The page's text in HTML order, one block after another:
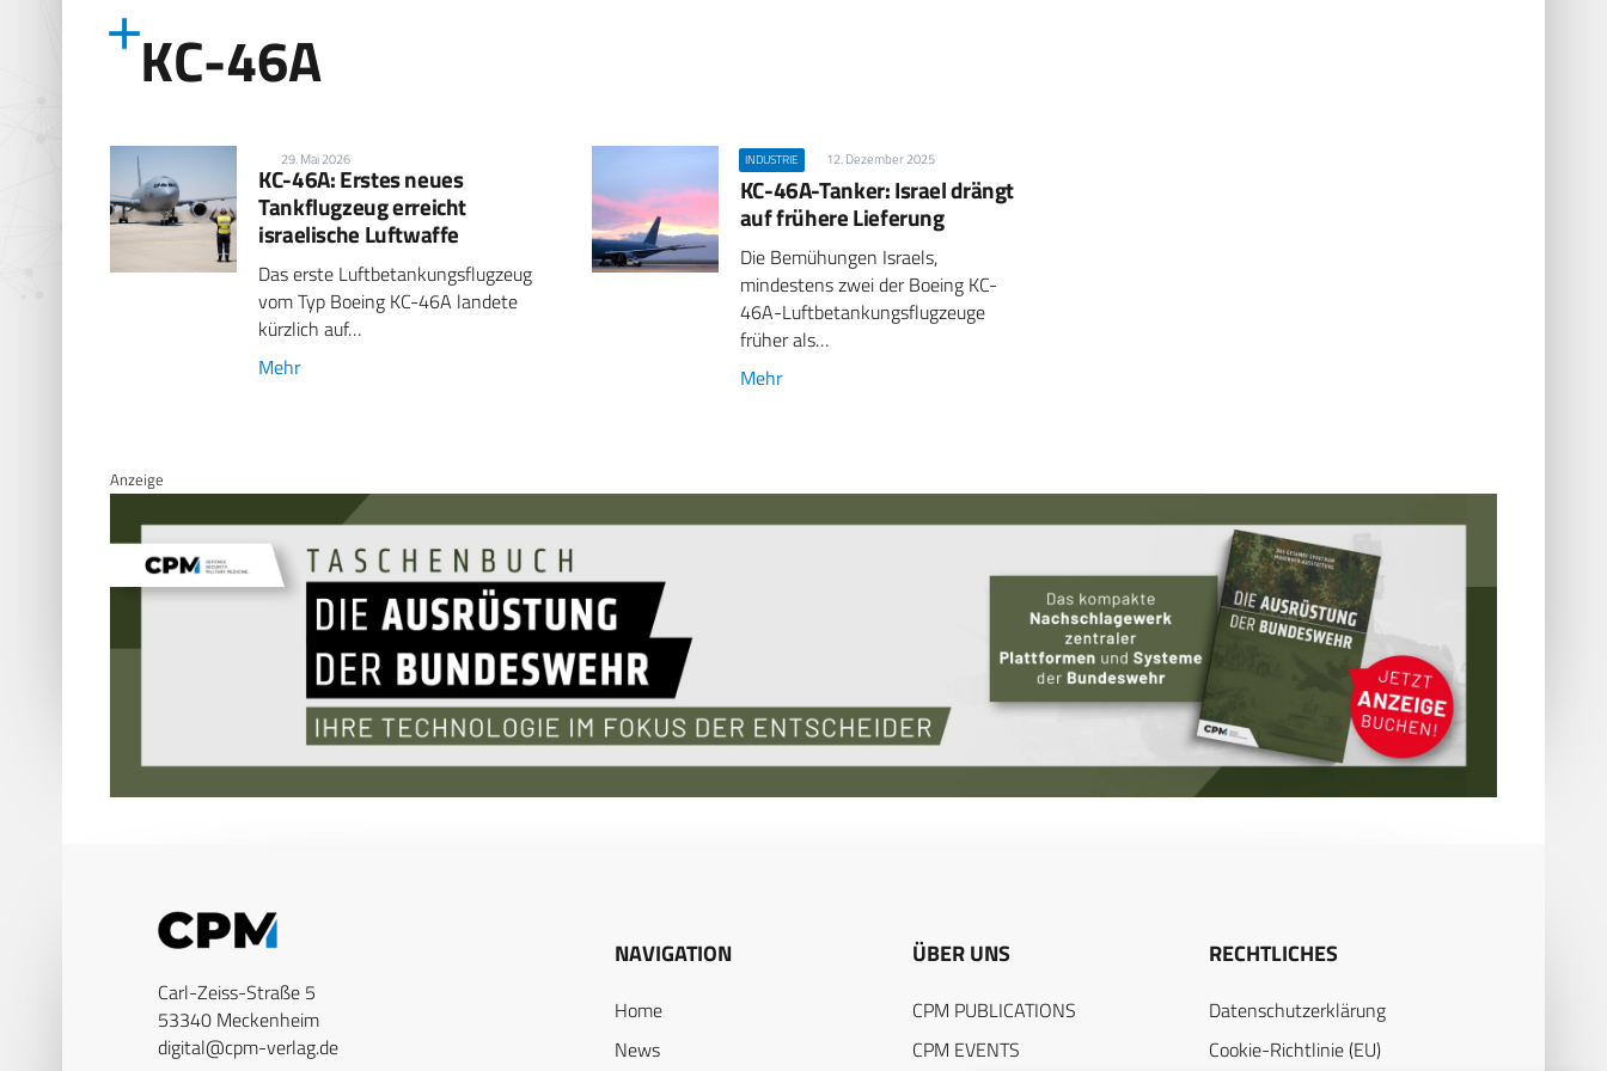
KC-46A
29. Mai 2026
KC-46A: Erstes neues
Tankflugzeug erreicht
israelische Luftwaffe
Das erste Luftbetankungsflugzeug
vom Typ Boeing KC-46A landete
kürzlich auf…
Mehr
INDUSTRIE 12. Dezember 2025
KC-46A-Tanker: Israel drängt
auf frühere Lieferung
Die Bemühungen Israels,
mindestens zwei der Boeing KC-
46A-Luftbetankungsflugzeuge
früher als…
Mehr
Anzeige
Carl-Zeiss-Straße 5
53340 Meckenheim
digital@cpm-verlag.de
NAVIGATION
Home
News
ÜBER UNS
CPM PUBLICATIONS
CPM EVENTS
RECHTLICHES
Datenschutzerklärung
Cookie-Richtlinie (EU)